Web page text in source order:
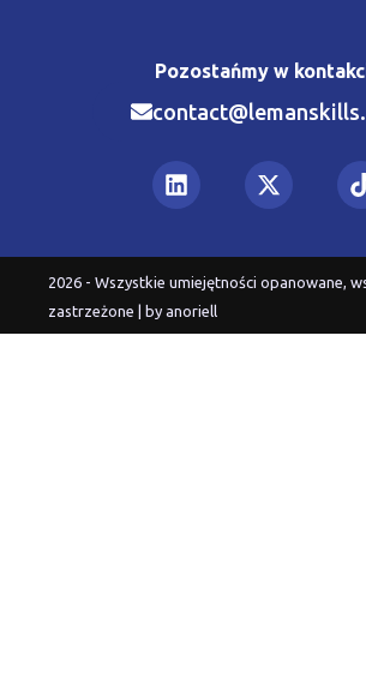
Pozostańmy w
2026 - Wszystkie umiejętności opanowane,
zastrzeżone | by anoriell